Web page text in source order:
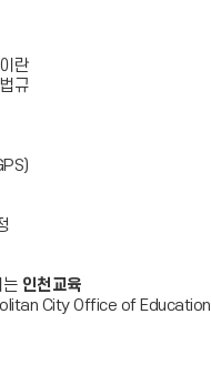
란
규
는 인천교육
City Office of Education